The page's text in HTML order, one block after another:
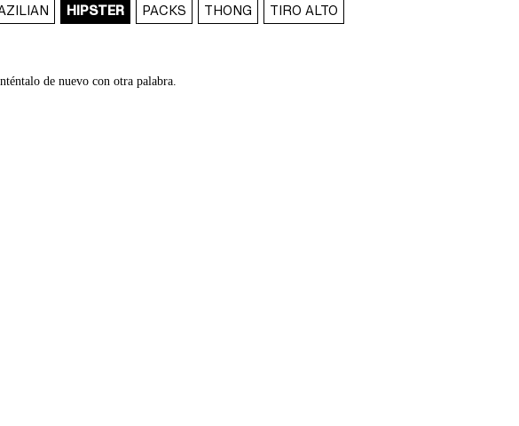
HIPSTER PACKS THONG TIRO ALTO
de nuevo con otra palabra.